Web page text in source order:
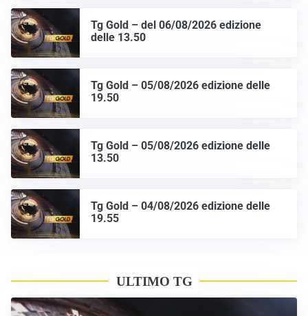
Tg Gold – del 06/08/2026 edizione
delle 13.50
Tg Gold – 05/08/2026 edizione delle
19.50
Tg Gold – 05/08/2026 edizione delle
13.50
Tg Gold – 04/08/2026 edizione delle
19.55
ULTIMO TG